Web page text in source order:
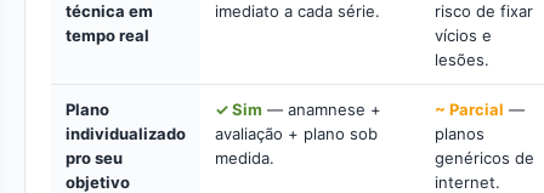
técnica em
tempo real
imediato a cada série.
risco de fixar
vícios e
lesões.
Plano
individualizado
pro seu
objetivo
✓ Sim — anamnese +
avaliação + plano sob
medida.
~ Parcial —
planos
genéricos de
internet.